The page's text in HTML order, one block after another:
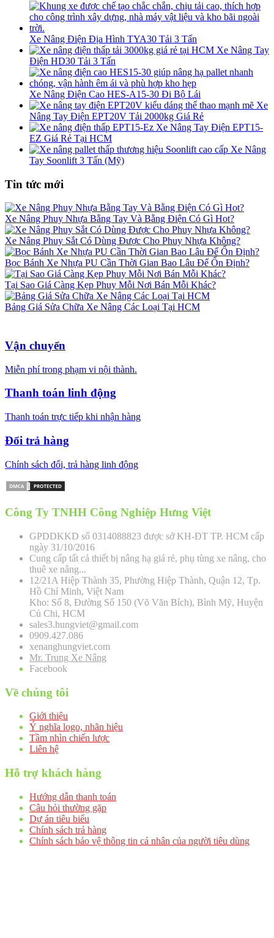
Xe Nâng Điện Địa Hình TYA30 Tải 3 Tấn
Xe Nâng Tay
Điện HD30 Tải 3 Tấn
Xe Nâng Điện Cao HES-A15-30 Đi Bộ Lái
Xe
Nâng Tay Điện EPT20V Tải 2000kg Giá Rẻ
Xe Nâng Tay Điện EPT15-
EZ Giá Rẻ Tại HCM
Xe Nâng
Tay Soonlift 3 Tấn (Mỹ)
Tin tức mới
Xe Nâng Phuy Nhựa Bằng Tay Và Bằng Điện Có Gì Hot?
Xe Nâng Phuy Sắt Có Dùng Được Cho Phuy Nhựa Không?
Bọc Bánh Xe Nhựa PU Cần Thời Gian Bao Lâu Để Ổn Định?
Tại Sao Giá Càng Kẹp Phuy Mỗi Nơi Bán Mỗi Khác?
Bảng Giá Sửa Chữa Xe Nâng Các Loại Tại HCM
Vận chuyển
Miễn phí trong phạm vi nội thành.
Thanh toán linh động
Thanh toán trực tiếp khi nhận hàng
Đổi trả hàng
Chính sách đổi, trả hàng linh động
Công Ty TNHH Công Nghiệp Hưng Việt
GPDDKKD số 0314088823 được sở KH-ĐT TP. HCM cấp
ngày 31/10/2016
Cung cấp tất cả thiết bị nâng hạ giá rẻ, phụ tùng xe nâng, cho
thuê xe nâng...
12/21A Hiệp Thành 35, Phường Hiệp Thành, Quận 12, Tp.
Hồ Chí Minh, Việt Nam
Kho: Số 8, Đường Số 150 (Võ Văn Bích), Bình Mỹ, Huyện
Củ Chi, HCM
sales3.hungviet@gmail.com
0909.427.086
xenanghungviet.com
Mr. Trung Xe Nâng
Facebook
Về chúng tôi
Giới thiệu
Ý nghĩa logo, nhãn hiệu
Tầm nhìn chiến lược
Liên hệ
Hỗ trợ khách hàng
Hướng dẫn thanh toán
Câu hỏi thường gặp
Dự án tiêu biểu
Chính sách trả hàng
Chính sách bảo vệ thông tin cá nhân của người tiêu dùng